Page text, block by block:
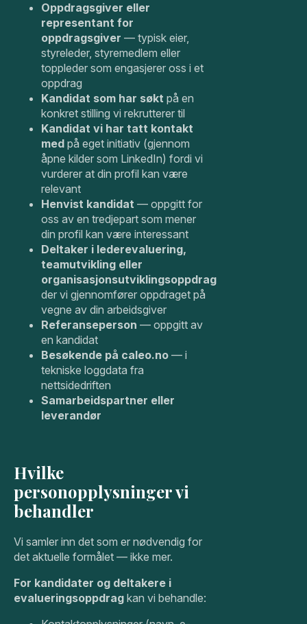
Oppdragsgiver eller
representant for
oppdragsgiver — typisk eier,
styreleder, styremedlem eller
toppleder som engasjerer oss i et
oppdrag
Kandidat som har søkt på en
konkret stilling vi rekrutterer til
Kandidat vi har tatt kontakt
med på eget initiativ (gjennom
åpne kilder som LinkedIn) fordi vi
vurderer at din profil kan være
relevant
Henvist kandidat — oppgitt for
oss av en tredjepart som mener
din profil kan være interessant
Deltaker i lederevaluering,
teamutvikling eller
organisasjonsutviklingsoppdrag
der vi gjennomfører oppdraget på
vegne av din arbeidsgiver
Referanseperson — oppgitt av
en kandidat
Besøkende på caleo.no — i
tekniske loggdata fra
nettsidedriften
Samarbeidspartner eller
leverandør
Hvilke
personopplysninger vi
behandler
Vi samler inn det som er nødvendig for
det aktuelle formålet — ikke mer.
For kandidater og deltakere i
evalueringsoppdrag kan vi behandle: